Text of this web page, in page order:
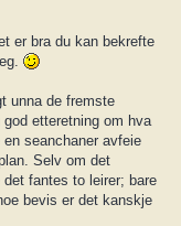
er bra du kan bekrefte
unna de fremste
etteretning om hva
seanchaner avfeie
Selv om det
fantes to leirer; bare
bevis er det kanskje